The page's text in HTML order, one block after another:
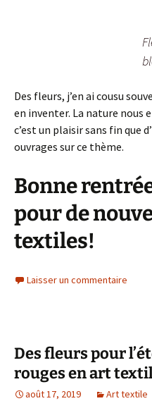
Des fleurs, j’en ai cousu
en inventer. La nature nous
c’est un plaisir sans fin que
ouvrages sur ce thème.
Bonne
pour de
textiles!
Laisser un commentaire
Des fleurs pour
rouges en art
août 17, 2019 Art textile